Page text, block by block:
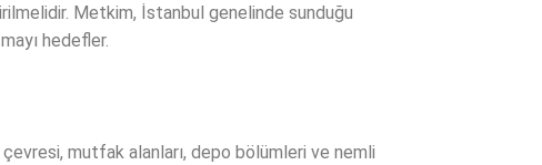
Metkim, İstanbul genelinde sunduğu
hedefler.
mutfak alanları, depo bölümleri ve nemli